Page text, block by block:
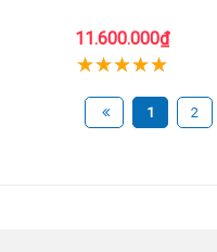
11.600.000₫
1 2